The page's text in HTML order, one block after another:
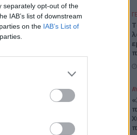
separately opt-out of the
IAB’s list of downstream
on the IAB’s List of